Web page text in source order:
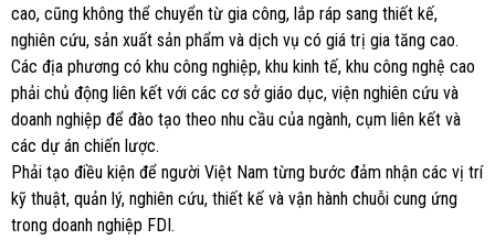
cao, cũng không thể chuyển từ gia công, lắp ráp sang thiết kế,
nghiên cứu, sản xuất sản phẩm và dịch vụ có giá trị gia tăng cao.
Các địa phương có khu công nghiệp, khu kinh tế, khu công nghệ cao
phải chủ động liên kết với các cơ sở giáo dục, viện nghiên cứu và
doanh nghiệp để đào tạo theo nhu cầu của ngành, cụm liên kết và
các dự án chiến lược.
Phải tạo điều kiện để người Việt Nam từng bước đảm nhận các vị trí
kỹ thuật, quản lý, nghiên cứu, thiết kế và vận hành chuỗi cung ứng
trong doanh nghiệp FDI.